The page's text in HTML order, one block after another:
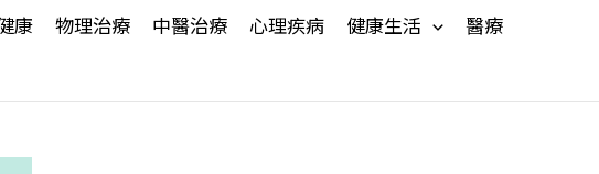
康 物理治療 中醫治療 心理疾病 健康生活
醫療